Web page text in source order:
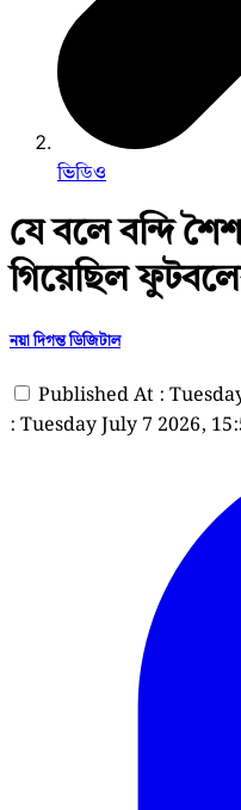
ভিডিও
যে বলে বন্দি
গিয়েছিল
নয়া দিগন্ত ডিজিটাল
Published At :
: Tuesday July 7 2026,